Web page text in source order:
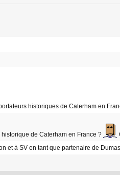
historiques de Caterham en
de Caterham en France ?
et à SV en tant que partenaire de